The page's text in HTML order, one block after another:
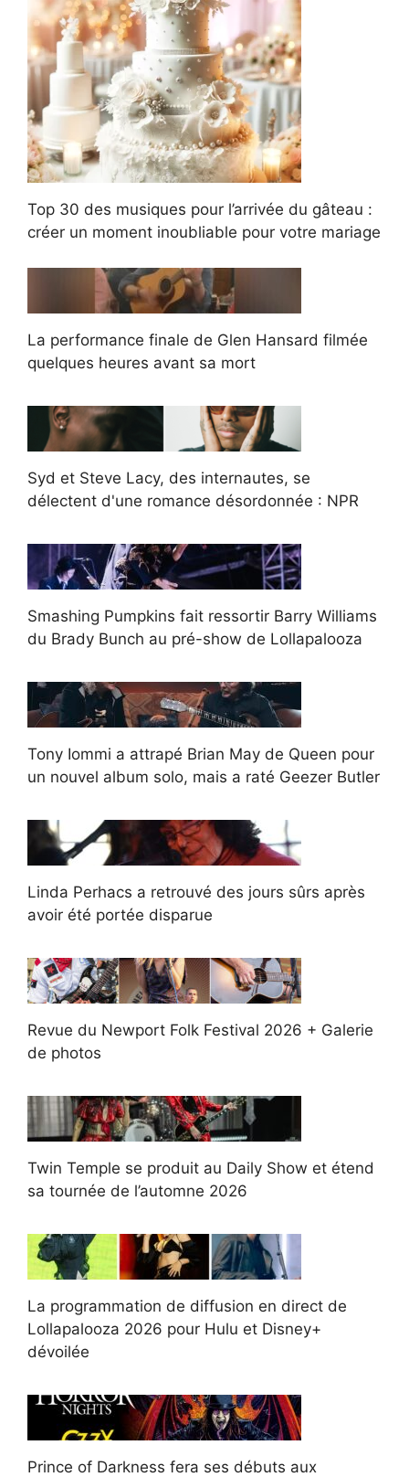
Top 30 des musiques pour l’arrivée du gâteau :
créer un moment inoubliable pour votre mariage
La performance finale de Glen Hansard filmée
quelques heures avant sa mort
Syd et Steve Lacy, des internautes, se
délectent d'une romance désordonnée : NPR
Smashing Pumpkins fait ressortir Barry Williams
du Brady Bunch au pré-show de Lollapalooza
Tony Iommi a attrapé Brian May de Queen pour
un nouvel album solo, mais a raté Geezer Butler
Linda Perhacs a retrouvé des jours sûrs après
avoir été portée disparue
Revue du Newport Folk Festival 2026 + Galerie
de photos
Twin Temple se produit au Daily Show et étend
sa tournée de l’automne 2026
La programmation de diffusion en direct de
Lollapalooza 2026 pour Hulu et Disney+
dévoilée
Prince of Darkness fera ses débuts aux